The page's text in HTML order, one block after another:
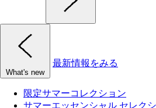
What's new
最新情報をみる
限定サマーコレクション
サマーエッセンシャル セレク